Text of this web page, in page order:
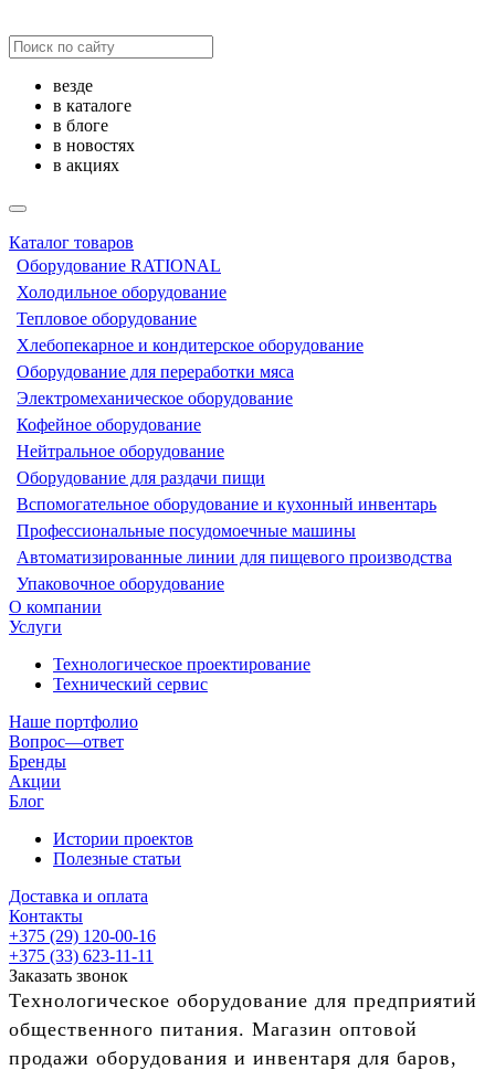
везде
в каталоге
в блоге
в новостях
в акциях
Каталог товаров
Оборудование RATIONAL
Холодильное оборудование
Тепловое оборудование
Хлебопекарное и кондитерское оборудование
Оборудование для переработки мяса
Электромеханическое оборудование
Кофейное оборудование
Нейтральное оборудование
Оборудование для раздачи пищи
Вспомогательное оборудование и кухонный инвентарь
Профессиональные посудомоечные машины
Автоматизированные линии для пищевого производства
Упаковочное оборудование
О компании
Услуги
Технологическое проектирование
Технический сервис
Наше портфолио
Вопрос—ответ
Бренды
Акции
Блог
Истории проектов
Полезные статьи
Доставка и оплата
Контакты
+375 (29) 120-00-16
+375 (33) 623-11-11
Заказать звонок
Технологическое оборудование для предприятий
общественного питания. Магазин оптовой
продажи оборудования и инвентаря для баров,